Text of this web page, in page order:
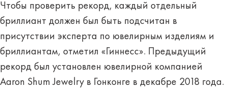
Чтобы проверить рекорд, каждый отдельный
бриллиант должен был быть подсчитан в
присутствии эксперта по ювелирным изделиям и
бриллиантам, отметил «Гиннесс». Предыдущий
рекорд был установлен ювелирной компанией
Aaron Shum Jewelry в Гонконге в декабре 2018 года.